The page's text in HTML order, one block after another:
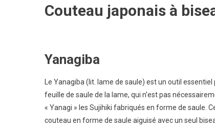
Couteau japonais à
Yanagiba
Le Yanagiba (lit. lame de saule) est un outil
feuille de saule de la lame, qui n’est pas
« Yanagi » les Sujihiki fabriqués en forme de saule.
couteau en forme de saule aiguisé avec un seul